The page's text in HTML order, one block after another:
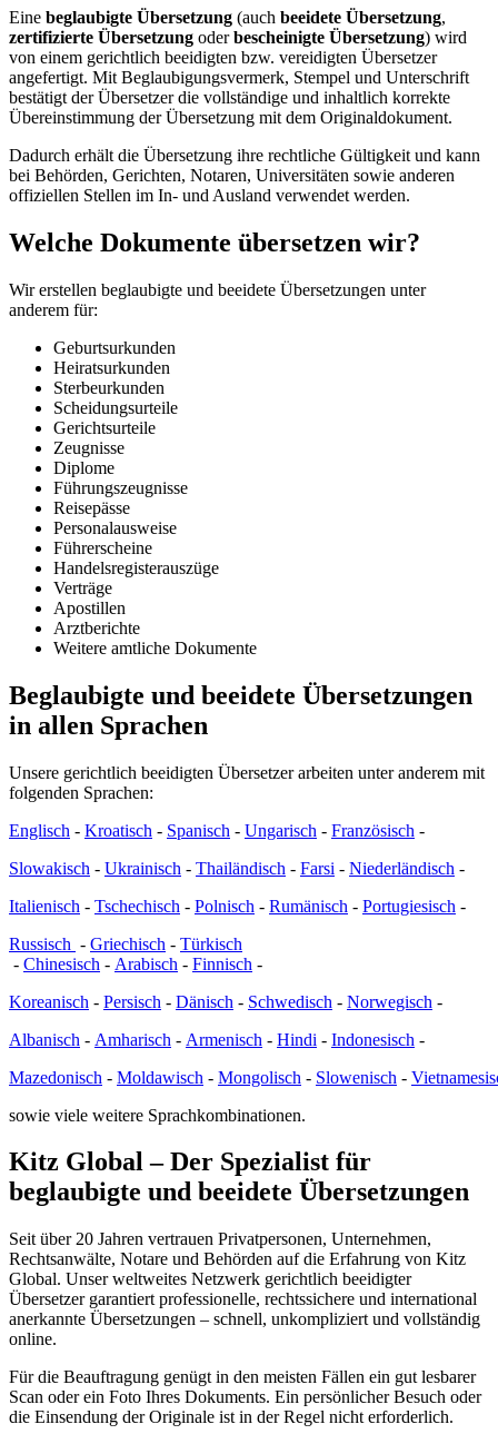
Eine beglaubigte Übersetzung (auch beeidete Übersetzung,
zertifizierte Übersetzung oderbescheinigte Übersetzung) wird
von einem gerichtlich beeidigten bzw. vereidigten Übersetzer
angefertigt. Mit Beglaubigungsvermerk, Stempel und Unterschrift
bestätigt der Übersetzer die vollständige und inhaltlich korrekte
Übereinstimmung der Übersetzung mit dem Originaldokument.
Dadurch erhält die Übersetzung ihre rechtliche Gültigkeit und kann
bei Behörden, Gerichten, Notaren, Universitäten sowie anderen
offiziellen Stellen im In- und Ausland verwendet werden.
Welche Dokumente übersetzen wir?
Wir erstellen beglaubigte und beeidete Übersetzungen unter
anderem für:
Geburtsurkunden
Heiratsurkunden
Sterbeurkunden
Scheidungsurteile
Gerichtsurteile
Zeugnisse
Diplome
Führungszeugnisse
Reisepässe
Personalausweise
Führerscheine
Handelsregisterauszüge
Verträge
Apostillen
Arztberichte
Weitere amtliche Dokumente
Beglaubigte und beeidete Übersetzungen
in allen Sprachen
Unsere gerichtlich beeidigten Übersetzer arbeiten unter anderem mit
folgenden Sprachen:
Englisch - Kroatisch - Spanisch - Ungarisch - Französisch -
Slowakisch - Ukrainisch - Thailändisch - Farsi - Niederländisch -
Italienisch - Tschechisch - Polnisch - Rumänisch - Portugiesisch -
Russisch - Griechisch - Türkisch
- Chinesisch - Arabisch - Finnisch -
Koreanisch - Persisch - Dänisch - Schwedisch - Norwegisch -
Albanisch - Amharisch - Armenisch - Hindi - Indonesisch -
Mazedonisch - Moldawisch - Mongolisch - Slowenisch -
sowie viele weitere Sprachkombinationen.
Kitz Global – Der Spezialist für
beglaubigte und beeidete Übersetzungen
Seit über 20 Jahren vertrauen Privatpersonen, Unternehmen,
Rechtsanwälte, Notare und Behörden auf die Erfahrung von Kitz
Global. Unser weltweites Netzwerk gerichtlich beeidigter
Übersetzer garantiert professionelle, rechtssichere und international
anerkannte Übersetzungen – schnell, unkompliziert und vollständig
online.
Für die Beauftragung genügt in den meisten Fällen ein gut lesbarer
Scan oder ein Foto Ihres Dokuments. Ein persönlicher Besuch oder
die Einsendung der Originale ist in der Regel nicht erforderlich.